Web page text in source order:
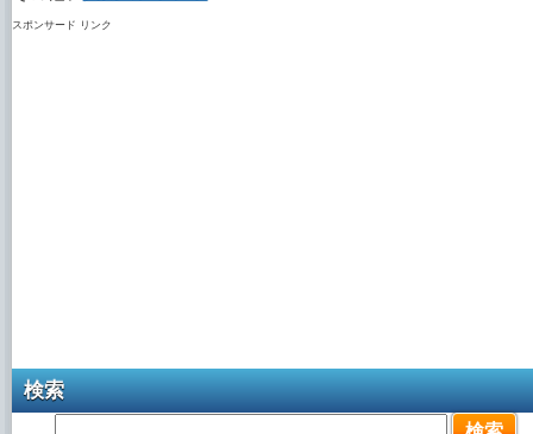
スポンサード リンク
検索